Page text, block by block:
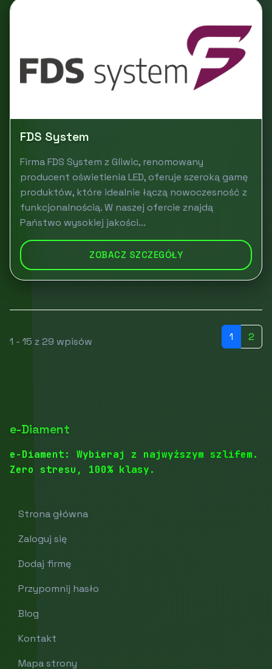
FDS System
Firma FDS System z Gliwic, renomowany
producent oświetlenia LED, oferuje szeroką gamę
produktów, które idealnie łączą nowoczesność z
funkcjonalnością. W naszej ofercie znajdą
Państwo wysokiej jakości...
ZOBACZ SZCZEGÓŁY
1 - 15 z 29 wpisów 1 2
e-Diament
e-Diament: Wybieraj z najwyższym szlifem.
Zero stresu, 100% klasy.
Strona główna
Zaloguj się
Dodaj firmę
Przypomnij hasło
Blog
Kontakt
Mapa strony